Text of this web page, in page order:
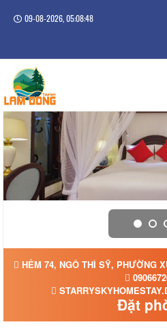
09-08-2026, 05:08:48
HẺM 74, NGÔ THÌ SỸ, PHƯỜNG
Đặt